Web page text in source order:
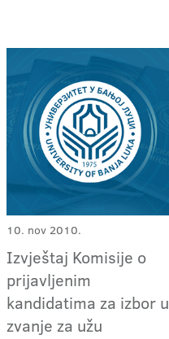
10. nov 2010.
Izvještaj Komisije o
prijavljenim
kandidatima za izbor u
zvanje za užu